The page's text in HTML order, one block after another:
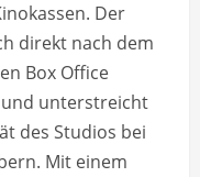
Der
direkt nach dem
Box Office
unterstreicht
des Studios bei
Mit einem